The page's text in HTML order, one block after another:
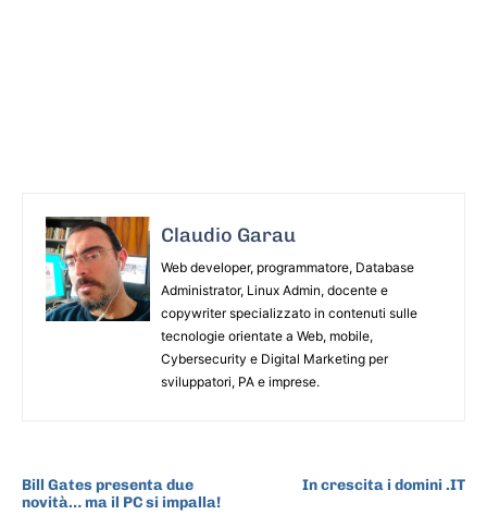
Claudio Garau
Web developer, programmatore, Database
Administrator, Linux Admin, docente e
copywriter specializzato in contenuti sulle
tecnologie orientate a Web, mobile,
Cybersecurity e Digital Marketing per
sviluppatori, PA e imprese.
Bill Gates presenta due
novità… ma il PC si impalla!
In crescita i domini .IT